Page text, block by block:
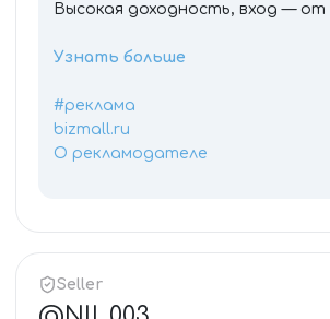
Высокая доходность, вход — от
Узнать больше
#реклама
bizmall.ru
О рекламодателе
Seller